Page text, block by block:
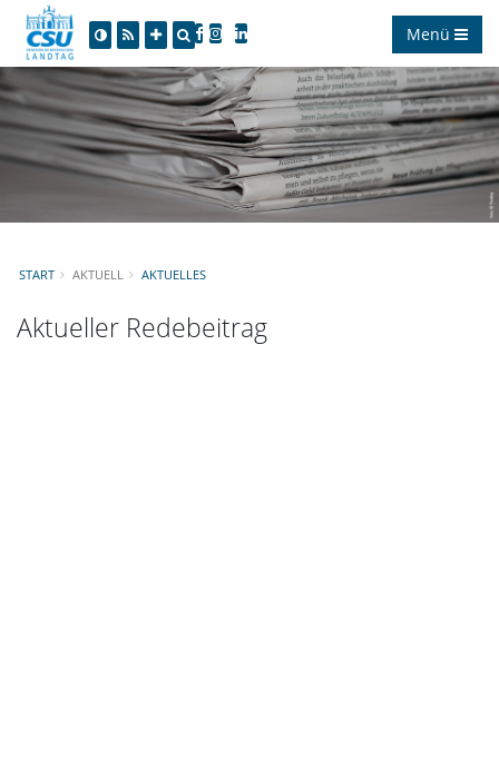
Menü
START AKTUELL AKTUELLES
Aktueller Redebeitrag